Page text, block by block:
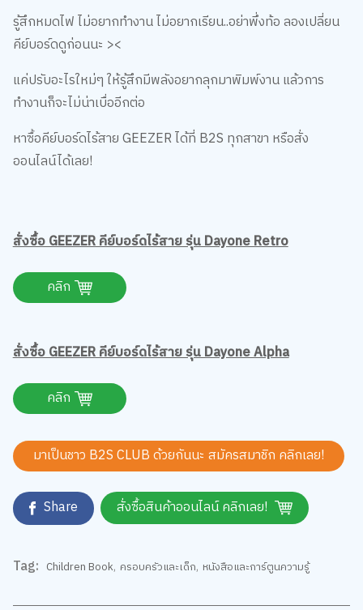
รู้สึกหมดไฟ ไม่อยากทำงาน ไม่อยากเรียน..อย่าพึ่งท้อ ลองเปลี่ยน
คีย์บอร์ดดูก่อนนะ ><
แค่ปรับอะไรใหม่ๆ ให้รู้สึกมีพลังอยากลุกมาพิมพ์งาน แล้วการ
ทำงานก็จะไม่น่าเบื่ออีกต่อ
หาซื้อคีย์บอร์ดไร้สาย GEEZER ได้ที่ B2S ทุกสาขา หรือสั่ง
ออนไลน์ได้เลย!
สั่งซื้อ GEEZER คีย์บอร์ดไร้สาย รุ่น Dayone Retro
คลิก
สั่งซื้อ GEEZER คีย์บอร์ดไร้สาย รุ่น Dayone Alpha
คลิก
มาเป็นชาว B2S CLUB ด้วยกันนะ สมัครสมาชิก คลิกเลย!
Share สั่งซื้อสินค้าออนไลน์ คลิกเลย!
Tag: Children Book, ครอบครัวและเด็ก, หนังสือและการ์ตูนความรู้